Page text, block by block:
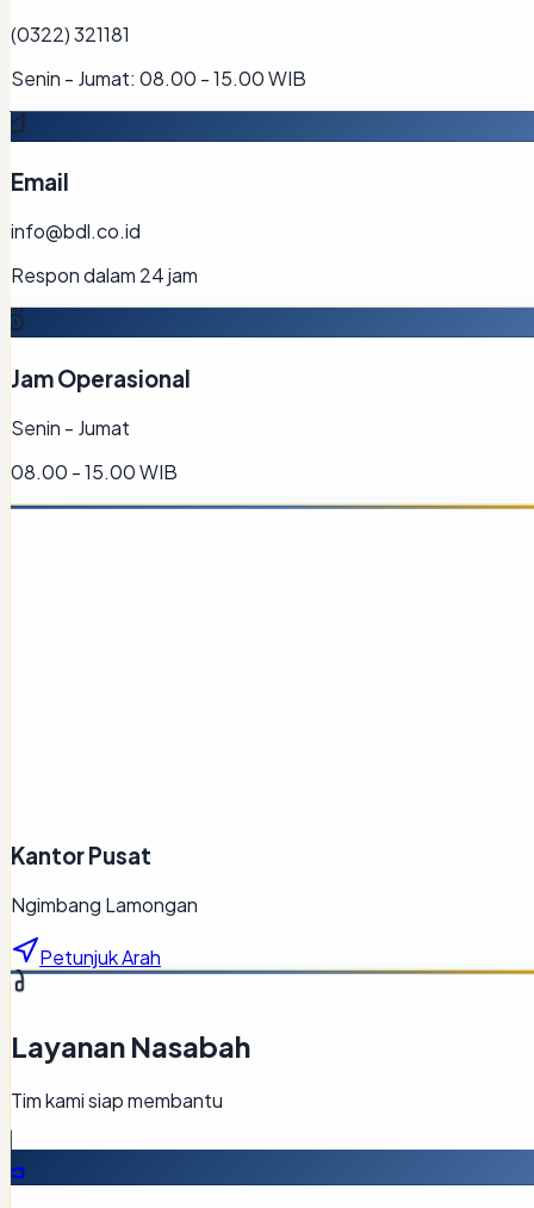
(0322) 321181
Senin - Jumat: 08.00 - 15.00 WIB
Email
info@bdl.co.id
Respon dalam 24 jam
Jam Operasional
Senin - Jumat
08.00 - 15.00 WIB
Kantor Pusat
Ngimbang Lamongan
Petunjuk Arah
Layanan Nasabah
Tim kami siap membantu